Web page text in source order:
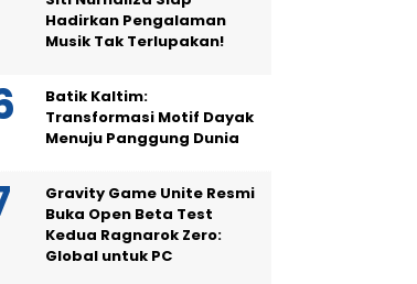
Hadirkan Pengalaman
Musik Tak Terlupakan!
Batik Kaltim:
Transformasi Motif Dayak
Menuju Panggung Dunia
Gravity Game Unite Resmi
Buka Open Beta Test
Kedua Ragnarok Zero:
Global untuk PC